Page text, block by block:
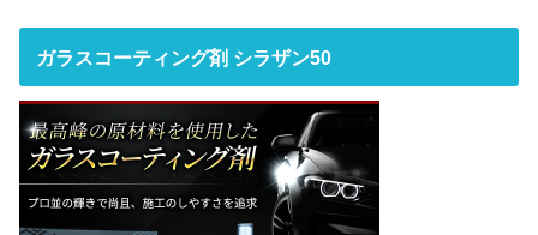
ガラスコーティング剤 シラザン50